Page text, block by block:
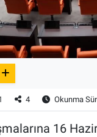
4 Okunma
16